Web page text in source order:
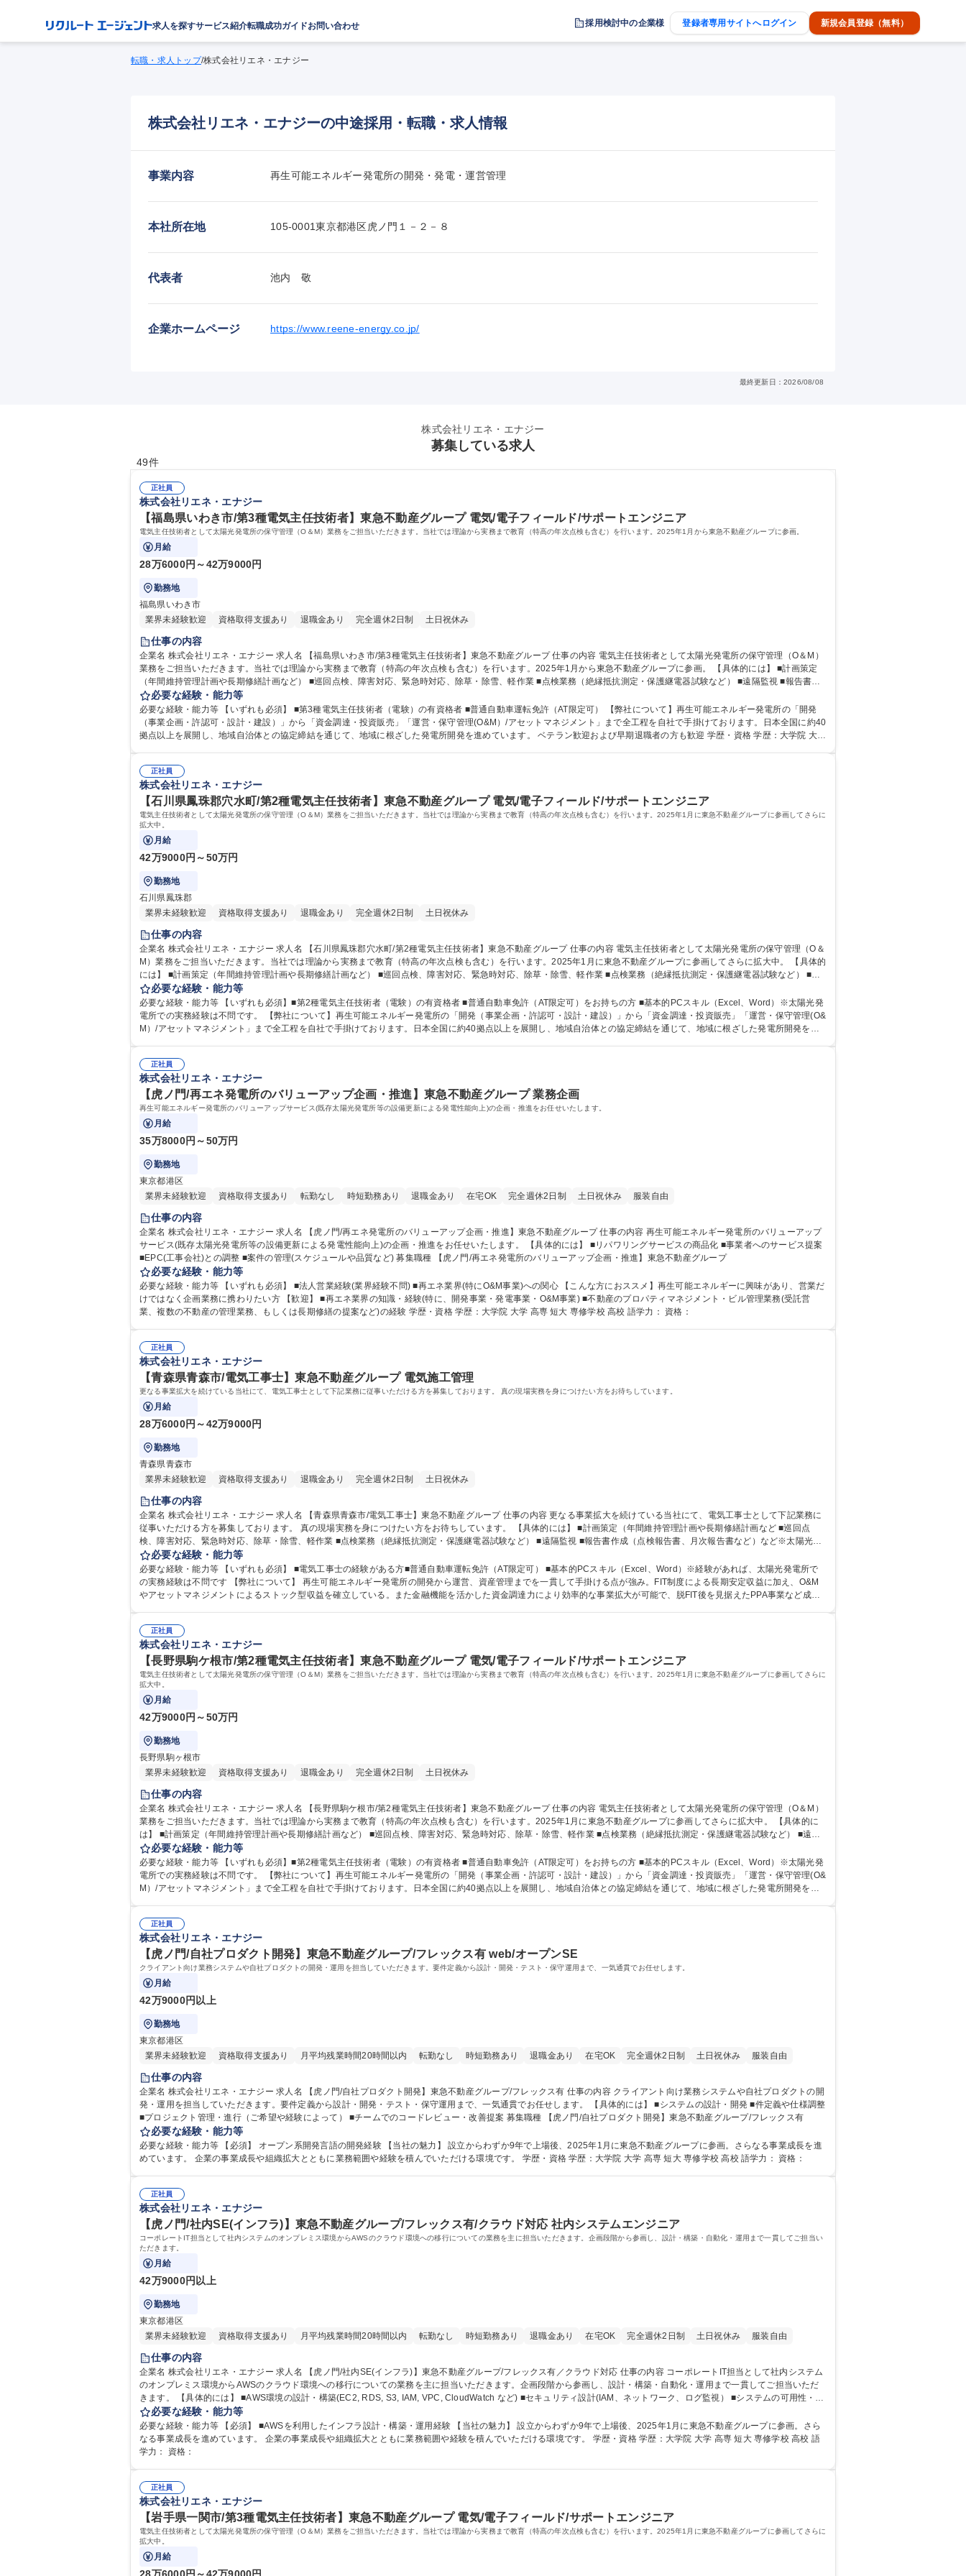
求人を探すサービス紹介転職成功ガイドお問い合わせ 採用検討中の企業様 登録者専用サイトへログイン 新規会員登録（無料）
転職・求人トップ/株式会社リエネ・エナジー
株式会社リエネ・エナジーの中途採用・転職・求人情報
事業内容 再生可能エネルギー発電所の開発・発電・運営管理
本社所在地 105-0001東京都港区虎ノ門１－２－８
代表者 池内　敬
企業ホームページ https://www.reene-energy.co.jp/
最終更新日：2026/08/08
株式会社リエネ・エナジー
募集している求人
49件
正社員
株式会社リエネ・エナジー
【福島県いわき市/第3種電気主任技術者】東急不動産グループ 電気/電子フィールド/サポートエンジニア
電気主任技術者として太陽光発電所の保守管理（O＆M）業務をご担当いただきます。当社では理論から実務まで教育（特高の年次点検も含む）を行います。2025年1月から東急不動産グループに参画。
月給
28万6000円～42万9000円
勤務地
福島県いわき市
業界未経験歓迎
資格取得支援あり 退職金あり 完全週休2日制 土日祝休み
仕事の内容
企業名 株式会社リエネ・エナジー 求人名 【福島県いわき市/第3種電気主任技術者】東急不動産グループ 仕事の内容 電気主任技術者として太陽光発電所の保守管理（O＆M）
業務をご担当いただきます。当社では理論から実務まで教育（特高の年次点検も含む）を行います。2025年1月から東急不動産グループに参画。 【具体的には】 ■計画策定
（年間維持管理計画や長期修繕計画など） ■巡回点検、障害対応、緊急時対応、除草・除雪、軽作業 ■点検業務（絶縁抵抗測定・保護継電器試験など） ■遠隔監視 ■報告書作
必要な経験・能力等
必要な経験・能力等 【いずれも必須】 ■第3種電気主任技術者（電験）の有資格者 ■普通自動車運転免許（AT限定可） 【弊社について】再生可能エネルギー発電所の「開発
（事業企画・許認可・設計・建設）」から「資金調達・投資販売」「運営・保守管理(O&M）/アセットマネジメント」まで全工程を自社で手掛けております。日本全国に約40
拠点以上を展開し、地域自治体との協定締結を通じて、地域に根ざした発電所開発を進めています。 ベテラン歓迎および早期退職者の方も歓迎 学歴・資格 学歴：大学院 大学
正社員
株式会社リエネ・エナジー
【石川県鳳珠郡穴水町/第2種電気主任技術者】東急不動産グループ 電気/電子フィールド/サポートエンジニア
電気主任技術者として太陽光発電所の保守管理（O＆M）業務をご担当いただきます。当社では理論から実務まで教育（特高の年次点検も含む）を行います。2025年1月に東急不動産グループに参画してさらに
拡大中。
月給
42万9000円～50万円
勤務地
石川県鳳珠郡
業界未経験歓迎
資格取得支援あり 退職金あり 完全週休2日制 土日祝休み
仕事の内容
企業名 株式会社リエネ・エナジー 求人名 【石川県鳳珠郡穴水町/第2種電気主任技術者】東急不動産グループ 仕事の内容 電気主任技術者として太陽光発電所の保守管理（O＆
M）業務をご担当いただきます。当社では理論から実務まで教育（特高の年次点検も含む）を行います。2025年1月に東急不動産グループに参画してさらに拡大中。 【具体的
には】 ■計画策定（年間維持管理計画や長期修繕計画など） ■巡回点検、障害対応、緊急時対応、除草・除雪、軽作業 ■点検業務（絶縁抵抗測定・保護継電器試験など） ■遠
必要な経験・能力等
必要な経験・能力等 【いずれも必須】■第2種電気主任技術者（電験）の有資格者 ■普通自動車免許（AT限定可）をお持ちの方 ■基本的PCスキル（Excel、Word）※太陽光発
電所での実務経験は不問です。 【弊社について】再生可能エネルギー発電所の「開発（事業企画・許認可・設計・建設）」から「資金調達・投資販売」「運営・保守管理(O&
M）/アセットマネジメント」まで全工程を自社で手掛けております。日本全国に約40拠点以上を展開し、地域自治体との協定締結を通じて、地域に根ざした発電所開発を進
正社員
株式会社リエネ・エナジー
【虎ノ門/再エネ発電所のバリューアップ企画・推進】東急不動産グループ 業務企画
再生可能エネルギー発電所のバリューアップサービス(既存太陽光発電所等の設備更新による発電性能向上)の企画・推進をお任せいたします。
月給
35万8000円～50万円
勤務地
東京都港区
業界未経験歓迎
資格取得支援あり 転勤なし 時短勤務あり 退職金あり 在宅OK 完全週休2日制 土日祝休み 服装自由
仕事の内容
企業名 株式会社リエネ・エナジー 求人名 【虎ノ門/再エネ発電所のバリューアップ企画・推進】東急不動産グループ 仕事の内容 再生可能エネルギー発電所のバリューアップ
サービス(既存太陽光発電所等の設備更新による発電性能向上)の企画・推進をお任せいたします。 【具体的には】 ■リパワリングサービスの商品化 ■事業者へのサービス提案
■EPC(工事会社)との調整 ■案件の管理(スケジュールや品質など) 募集職種 【虎ノ門/再エネ発電所のバリューアップ企画・推進】東急不動産グループ
必要な経験・能力等
必要な経験・能力等 【いずれも必須】 ■法人営業経験(業界経験不問) ■再エネ業界(特にO&M事業)への関心 【こんな方におススメ】再生可能エネルギーに興味があり、営業だ
けではなく企画業務に携わりたい方 【歓迎】 ■再エネ業界の知識・経験(特に、開発事業・発電事業・O&M事業) ■不動産のプロパティマネジメント・ビル管理業務(受託営
業、複数の不動産の管理業務、もしくは長期修繕の提案など)の経験 学歴・資格 学歴：大学院 大学 高専 短大 専修学校 高校 語学力： 資格：
正社員
株式会社リエネ・エナジー
【青森県青森市/電気工事士】東急不動産グループ 電気施工管理
更なる事業拡大を続けている当社にて、電気工事士として下記業務に従事いただける方を募集しております。 真の現場実務を身につけたい方をお待ちしています。
月給
28万6000円～42万9000円
勤務地
青森県青森市
業界未経験歓迎
資格取得支援あり 退職金あり 完全週休2日制 土日祝休み
仕事の内容
企業名 株式会社リエネ・エナジー 求人名 【青森県青森市/電気工事士】東急不動産グループ 仕事の内容 更なる事業拡大を続けている当社にて、電気工事士として下記業務に
従事いただける方を募集しております。 真の現場実務を身につけたい方をお待ちしています。 【具体的には】 ■計画策定（年間維持管理計画や長期修繕計画など ■巡回点
検、障害対応、緊急時対応、除草・除雪、軽作業 ■点検業務（絶縁抵抗測定・保護継電器試験など） ■遠隔監視 ■報告書作成（点検報告書、月次報告書など）など※太陽光発
必要な経験・能力等
必要な経験・能力等 【いずれも必須】 ■電気工事士の経験がある方■普通自動車運転免許（AT限定可） ■基本的PCスキル（Excel、Word）※経験があれば、太陽光発電所で
の実務経験は不問です 【弊社について】 再生可能エネルギー発電所の開発から運営、資産管理までを一貫して手掛ける点が強み。FIT制度による長期安定収益に加え、O&M
やアセットマネジメントによるストック型収益を確立している。また金融機能を活かした資金調達力により効率的な事業拡大が可能で、脱FIT後を見据えたPPA事業など成長
正社員
株式会社リエネ・エナジー
【長野県駒ケ根市/第2種電気主任技術者】東急不動産グループ 電気/電子フィールド/サポートエンジニア
電気主任技術者として太陽光発電所の保守管理（O＆M）業務をご担当いただきます。当社では理論から実務まで教育（特高の年次点検も含む）を行います。2025年1月に東急不動産グループに参画してさらに
拡大中。
月給
42万9000円～50万円
勤務地
長野県駒ヶ根市
業界未経験歓迎
資格取得支援あり 退職金あり 完全週休2日制 土日祝休み
仕事の内容
企業名 株式会社リエネ・エナジー 求人名 【長野県駒ケ根市/第2種電気主任技術者】東急不動産グループ 仕事の内容 電気主任技術者として太陽光発電所の保守管理（O＆M）
業務をご担当いただきます。当社では理論から実務まで教育（特高の年次点検も含む）を行います。2025年1月に東急不動産グループに参画してさらに拡大中。 【具体的に
は】 ■計画策定（年間維持管理計画や長期修繕計画など） ■巡回点検、障害対応、緊急時対応、除草・除雪、軽作業 ■点検業務（絶縁抵抗測定・保護継電器試験など） ■遠隔
必要な経験・能力等
必要な経験・能力等 【いずれも必須】■第2種電気主任技術者（電験）の有資格者 ■普通自動車免許（AT限定可）をお持ちの方 ■基本的PCスキル（Excel、Word）※太陽光発
電所での実務経験は不問です。 【弊社について】再生可能エネルギー発電所の「開発（事業企画・許認可・設計・建設）」から「資金調達・投資販売」「運営・保守管理(O&
M）/アセットマネジメント」まで全工程を自社で手掛けております。日本全国に約40拠点以上を展開し、地域自治体との協定締結を通じて、地域に根ざした発電所開発を進
正社員
株式会社リエネ・エナジー
【虎ノ門/自社プロダクト開発】東急不動産グループ/フレックス有 web/オープンSE
クライアント向け業務システムや自社プロダクトの開発・運用を担当していただきます。要件定義から設計・開発・テスト・保守運用まで、一気通貫でお任せします。
月給
42万9000円以上
勤務地
東京都港区
業界未経験歓迎
資格取得支援あり 月平均残業時間20時間以内 転勤なし 時短勤務あり 退職金あり 在宅OK 完全週休2日制 土日祝休み 服装自由
仕事の内容
企業名 株式会社リエネ・エナジー 求人名 【虎ノ門/自社プロダクト開発】東急不動産グループ/フレックス有 仕事の内容 クライアント向け業務システムや自社プロダクトの開
発・運用を担当していただきます。要件定義から設計・開発・テスト・保守運用まで、一気通貫でお任せします。 【具体的には】 ■システムの設計・開発 ■件定義や仕様調整
■プロジェクト管理・進行（ご希望や経験によって） ■チームでのコードレビュー・改善提案 募集職種 【虎ノ門/自社プロダクト開発】東急不動産グループ/フレックス有
必要な経験・能力等
必要な経験・能力等 【必須】 オープン系開発言語の開発経験 【当社の魅力】 設立からわずか9年で上場後、2025年1月に東急不動産グループに参画。さらなる事業成長を進
めています。 企業の事業成長や組織拡大とともに業務範囲や経験を積んでいただける環境です。 学歴・資格 学歴：大学院 大学 高専 短大 専修学校 高校 語学力： 資格：
正社員
株式会社リエネ・エナジー
【虎ノ門/社内SE(インフラ)】東急不動産グループ/フレックス有/クラウド対応 社内システムエンジニア
コーポレートIT担当として社内システムのオンプレミス環境からAWSのクラウド環境への移行についての業務を主に担当いただきます。企画段階から参画し、設計・構築・自動化・運用まで一貫してご担当い
ただきます。
月給
42万9000円以上
勤務地
東京都港区
業界未経験歓迎
資格取得支援あり 月平均残業時間20時間以内 転勤なし 時短勤務あり 退職金あり 在宅OK 完全週休2日制 土日祝休み 服装自由
仕事の内容
企業名 株式会社リエネ・エナジー 求人名 【虎ノ門/社内SE(インフラ)】東急不動産グループ/フレックス有／クラウド対応 仕事の内容 コーポレートIT担当として社内システム
のオンプレミス環境からAWSのクラウド環境への移行についての業務を主に担当いただきます。企画段階から参画し、設計・構築・自動化・運用まで一貫してご担当いただ
きます。 【具体的には】 ■AWS環境の設計・構築(EC2, RDS, S3, IAM, VPC, CloudWatch など) ■セキュリティ設計(IAM、ネットワーク、ログ監視） ■システムの可用性・拡
張性・コストの最適化 ■CI/CD パイプラインの構築（GitHub Actions / CodePipeline等） ■外部ベンダーや社内開発チームとの連携 募集職種 【虎ノ門/社内SE(インフラ)】東
急不動産グループ/フレックス有／クラウド対応
必要な経験・能力等
必要な経験・能力等 【必須】 ■AWSを利用したインフラ設計・構築・運用経験 【当社の魅力】 設立からわずか9年で上場後、2025年1月に東急不動産グループに参画。さら
なる事業成長を進めています。 企業の事業成長や組織拡大とともに業務範囲や経験を積んでいただける環境です。 学歴・資格 学歴：大学院 大学 高専 短大 専修学校 高校 語
学力： 資格：
正社員
株式会社リエネ・エナジー
【岩手県一関市/第3種電気主任技術者】東急不動産グループ 電気/電子フィールド/サポートエンジニア
電気主任技術者として太陽光発電所の保守管理（O＆M）業務をご担当いただきます。当社では理論から実務まで教育（特高の年次点検も含む）を行います。2025年1月に東急不動産グループに参画してさらに
拡大中。
月給